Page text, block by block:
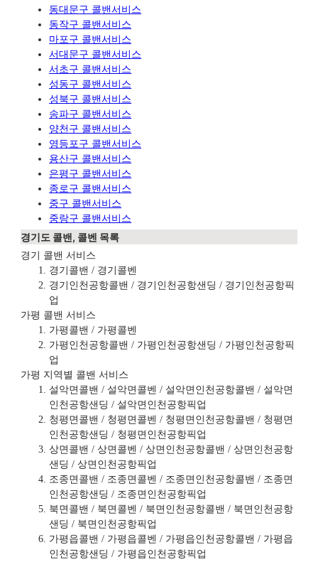
동대문구 콜밴서비스
동작구 콜밴서비스
마포구 콜밴서비스
서대문구 콜밴서비스
서초구 콜밴서비스
성동구 콜밴서비스
성북구 콜밴서비스
송파구 콜밴서비스
양천구 콜밴서비스
영등포구 콜밴서비스
용산구 콜밴서비스
은평구 콜밴서비스
종로구 콜밴서비스
중구 콜밴서비스
중랑구 콜밴서비스
경기도 콜밴, 콜벤 목록
경기 콜밴 서비스
경기콜밴 / 경기콜벤
경기인천공항콜밴 / 경기인천공항샌딩 / 경기인천공항픽
업
가평 콜밴 서비스
가평콜밴 / 가평콜벤
가평인천공항콜밴 / 가평인천공항샌딩 / 가평인천공항픽
업
가평 지역별 콜밴 서비스
설악면콜밴 / 설악면콜벤 / 설악면인천공항콜밴 / 설악면
인천공항샌딩 / 설악면인천공항픽업
청평면콜밴 / 청평면콜벤 / 청평면인천공항콜밴 / 청평면
인천공항샌딩 / 청평면인천공항픽업
상면콜밴 / 상면콜벤 / 상면인천공항콜밴 / 상면인천공항
샌딩 / 상면인천공항픽업
조종면콜밴 / 조종면콜벤 / 조종면인천공항콜밴 / 조종면
인천공항샌딩 / 조종면인천공항픽업
북면콜밴 / 북면콜벤 / 북면인천공항콜밴 / 북면인천공항
샌딩 / 북면인천공항픽업
가평읍콜밴 / 가평읍콜벤 / 가평읍인천공항콜밴 / 가평읍
인천공항샌딩 / 가평읍인천공항픽업